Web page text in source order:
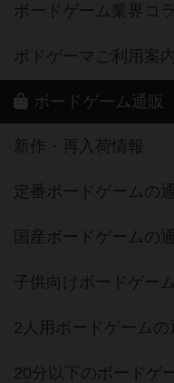
ボードゲーム業界コ
ボドゲーマご利用案内
ボードゲーム通販
新作・再入荷情報
定番ボードゲームの
国産ボードゲームの
子供向けボードゲー
2人用ボードゲームの
20分以下のボードゲ